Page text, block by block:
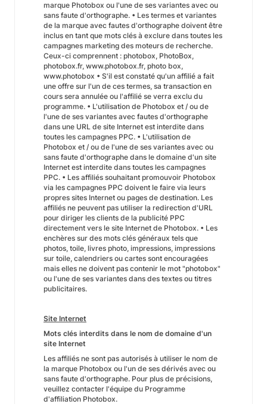
marque Photobox ou l'une de ses variantes avec ou
sans faute d'orthographe. • Les termes et variantes
de la marque avec fautes d'orthographe doivent être
inclus en tant que mots clés à exclure dans toutes les
campagnes marketing des moteurs de recherche.
Ceux-ci comprennent : photobox, PhotoBox,
photobox.fr, www.photobox.fr, photo box,
www.photobox • S'il est constaté qu'un affilié a fait
une offre sur l'un de ces termes, sa transaction en
cours sera annulée ou l'affilié se verra exclu du
programme. • L'utilisation de Photobox et / ou de
l'une de ses variantes avec fautes d'orthographe
dans une URL de site Internet est interdite dans
toutes les campagnes PPC. • L'utilisation de
Photobox et / ou de l'une de ses variantes avec ou
sans faute d'orthographe dans le domaine d'un site
Internet est interdite dans toutes les campagnes
PPC. • Les affiliés souhaitant promouvoir Photobox
via les campagnes PPC doivent le faire via leurs
propres sites Internet ou pages de destination. Les
affiliés ne peuvent pas utiliser la redirection d'URL
pour diriger les clients de la publicité PPC
directement vers le site Internet de Photobox. • Les
enchères sur des mots clés généraux tels que
photos, toile, livres photo, impressions, impressions
sur toile, calendriers ou cartes sont encouragées
mais elles ne doivent pas contenir le mot "photobox"
ou l'une de ses variantes dans des textes ou titres
publicitaires.
Site Internet
Mots clés interdits dans le nom de domaine d'un
site Internet
Les affiliés ne sont pas autorisés à utiliser le nom de
la marque Photobox ou l'un de ses dérivés avec ou
sans faute d'orthographe. Pour plus de précisions,
veuillez contacter l'équipe du Programme
d'affiliation Photobox.